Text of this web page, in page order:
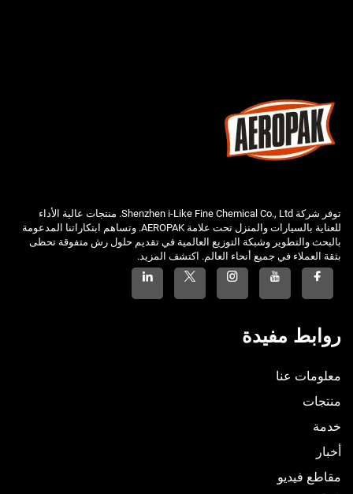
توفر شركة Shenzhen i-Like Fine Chemical Co., Ltd. منتجات عالية الأداء
للعناية بالسيارات والمنزل تحت علامة AEROPAK. وتساهم ابتكاراتنا المدعومة
بالبحث والتطوير وشبكة التوزيع العالمية في تقديم حلول رش متفوقة تحظى
بثقة العملاء في جميع أنحاء العالم. اكتشف المزيد.
روابط مفيدة
معلومات عنا
منتجات
خدمة
أخبار
مقاطع فيديو